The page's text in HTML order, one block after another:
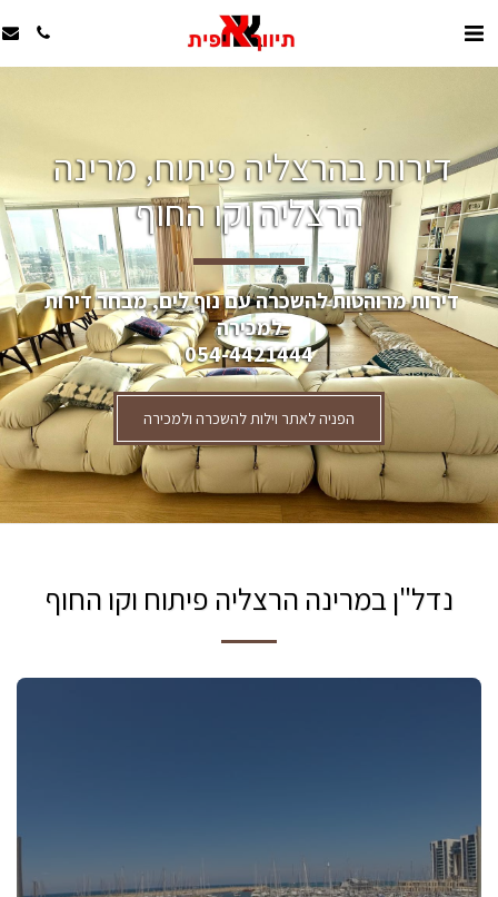
דירות בהרצליה פיתוח, מרינה
הרצליה וקו החוף
דירות מרוהטות להשכרה עם נוף לים, מבחר דירות
למכירה
054-4421444
הפניה לאתר וילות להשכרה ולמכירה
נדל"ן במרינה הרצליה פיתוח וקו החוף